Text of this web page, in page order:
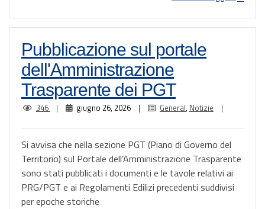
Pubblicazione sul portale
dell'Amministrazione
Trasparente dei PGT
346 | giugno 26, 2026 | General, Notizie |
Si avvisa che nella sezione PGT (Piano di Governo del
Territorio) sul Portale dell’Amministrazione Trasparente
sono stati pubblicati i documenti e le tavole relativi ai
PRG/PGT e ai Regolamenti Edilizi precedenti suddivisi
per epoche storiche